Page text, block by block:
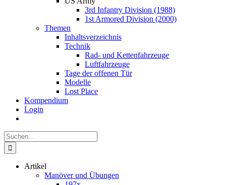
3rd Infantry Division (1988)
1st Armored Division (2000)
Themen
Inhaltsverzeichnis
Technik
Rad- und Kettenfahrzeuge
Luftfahrzeuge
Tage der offenen Tür
Modelle
Lost Place
Kompendium
Login
Suche
nach:
Artikel
Manöver und Übungen